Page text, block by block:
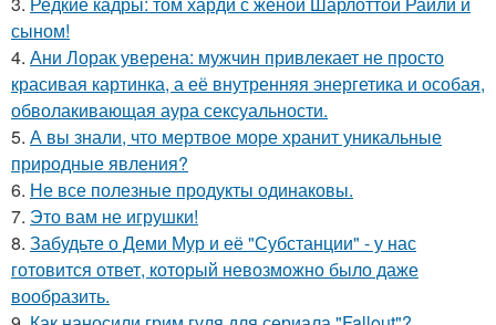
сыном!
4. Ани Лорак уверена: мужчин привлекает не просто
красивая картинка, а её внутренняя энергетика и особая,
обволакивающая аура сексуальности.
5. А вы знали, что мертвое море хранит уникальные
природные явления?
6. Не все полезные продукты одинаковы.
7. Это вам не игрушки!
8. Забудьте о Деми Мур и её "Субстанции" - у нас
готовится ответ, который невозможно было даже
вообразить.